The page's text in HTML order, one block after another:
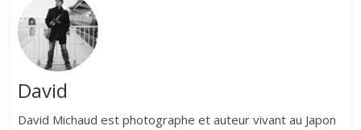
David
David Michaud est photographe et auteur vivant au Japon